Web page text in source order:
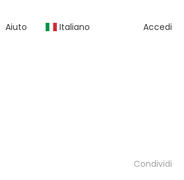
Aiuto Italiano Accedi
Condividi